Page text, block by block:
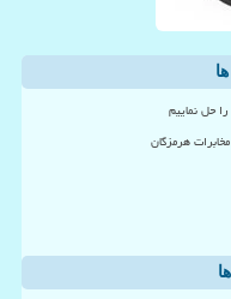
حل نماییم
هرمزگان